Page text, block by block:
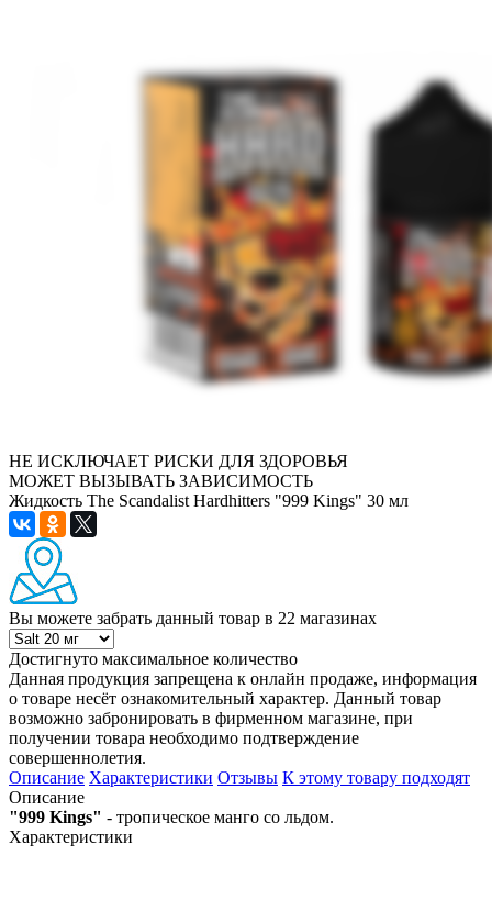
НЕ ИСКЛЮЧАЕТ РИСКИ ДЛЯ ЗДОРОВЬЯ
МОЖЕТ ВЫЗЫВАТЬ ЗАВИСИМОСТЬ
Жидкость The Scandalist Hardhitters "999 Kings" 30 мл
Вы можете забрать данный товар в 22 магазинах
Достигнуто максимальное количество
Данная продукция запрещена к онлайн продаже, информация
о товаре несёт ознакомительный характер. Данный товар
возможно забронировать в фирменном магазине, при
получении товара необходимо подтверждение
совершеннолетия.
Описание Характеристики Отзывы К этому товару подходят
Описание
"999 Kings" - тропическое манго со льдом.
Характеристики